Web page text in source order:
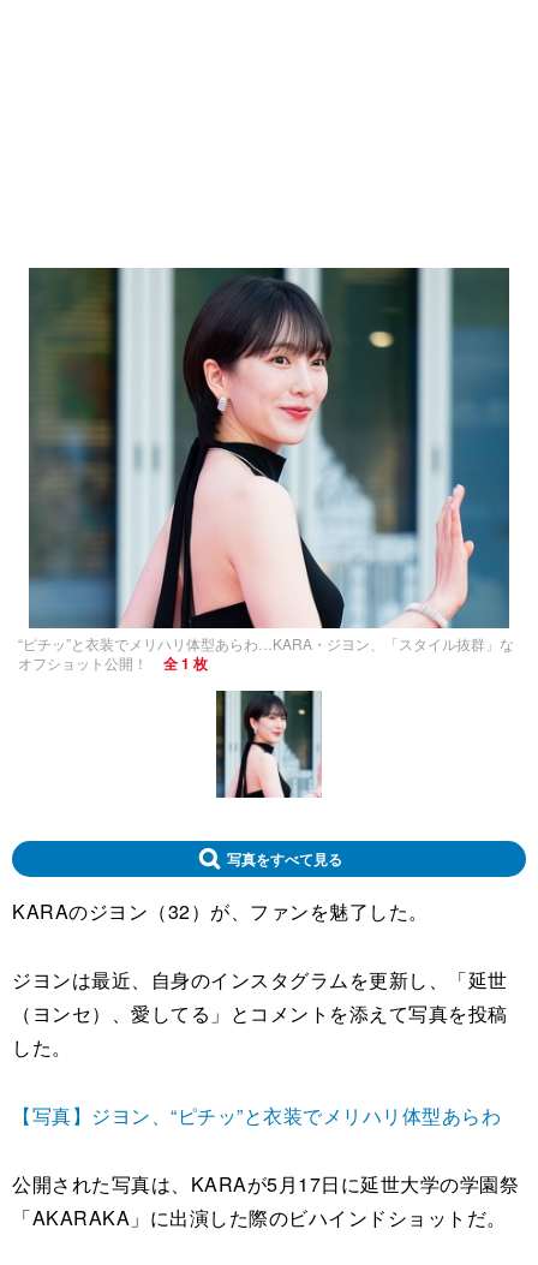
“ピチッ”と衣装でメリハリ体型あらわ…KARA・ジヨン、「スタイル抜群」な
オフショット公開！
全 1 枚
写真をすべて見る
KARAのジヨン（32）が、ファンを魅了した。
ジヨンは最近、自身のインスタグラムを更新し、「延世
（ヨンセ）、愛してる」とコメントを添えて写真を投稿
した。
【写真】ジヨン、“ピチッ”と衣装でメリハリ体型あらわ
公開された写真は、KARAが5月17日に延世大学の学園祭
「AKARAKA」に出演した際のビハインドショットだ。